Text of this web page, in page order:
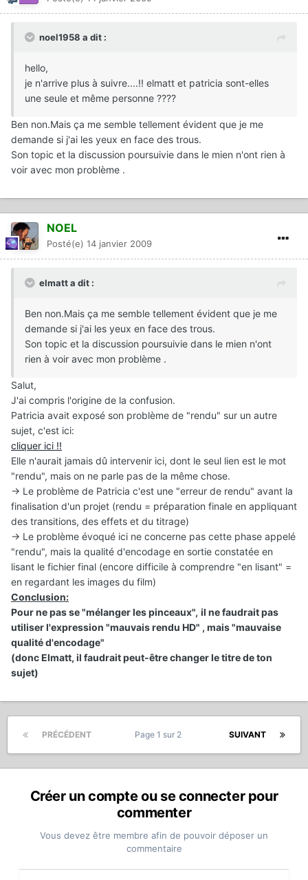
noel1958 a dit :
hello,
je n'arrive plus à suivre....!! elmatt et patricia sont-elles
une seule et même personne ????
Ben non.Mais ça me semble tellement évident que je me
demande si j'ai les yeux en face des trous.
Son topic et la discussion poursuivie dans le mien n'ont rien à
voir avec mon problème .
NOEL
Posté(e) 14 janvier 2009
elmatt a dit :
Ben non.Mais ça me semble tellement évident que je me
demande si j'ai les yeux en face des trous.
Son topic et la discussion poursuivie dans le mien n'ont
rien à voir avec mon problème .
Salut,
J'ai compris l'origine de la confusion.
Patricia avait exposé son problème de "rendu" sur un autre
sujet, c'est ici:
cliquer ici !!
Elle n'aurait jamais dû intervenir ici, dont le seul lien est le mot
"rendu", mais on ne parle pas de la même chose.
-> Le problème de Patricia c'est une "erreur de rendu" avant la
finalisation d'un projet (rendu = préparation finale en appliquant
des transitions, des effets et du titrage)
-> Le problème évoqué ici ne concerne pas cette phase appelé
"rendu", mais la qualité d'encodage en sortie constatée en
lisant le fichier final (encore difficile à comprendre "en lisant" =
en regardant les images du film)
Conclusion:
Pour ne pas se "mélanger les pinceaux", il ne faudrait pas
utiliser l'expression "mauvais rendu HD" , mais "mauvaise
qualité d'encodage"
(donc Elmatt, il faudrait peut-être changer le titre de ton
sujet)
PRÉCÉDENT SUIVANT
Page 1 sur 2
Créer un compte ou se connecter pour
commenter
Vous devez être membre afin de pouvoir déposer un
commentaire